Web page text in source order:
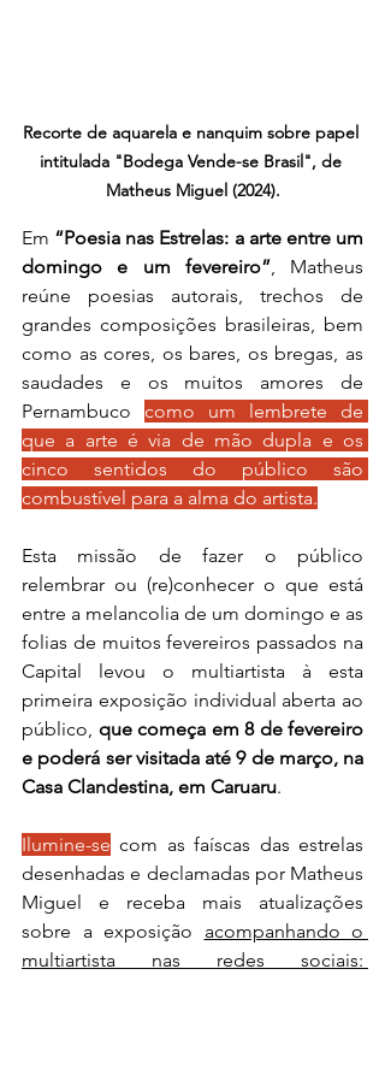
Recorte de aquarela e nanquim sobre papel
intitulada "Bodega Vende-se Brasil", de
Matheus Miguel (2024).
Em “Poesia nas Estrelas: a arte entre um
domingo e um fevereiro”, Matheus
reúne poesias autorais, trechos de
grandes composições brasileiras, bem
como as cores, os bares, os bregas, as
saudades e os muitos amores de
Pernambuco como um lembrete de
que a arte é via de mão dupla e os
cinco sentidos do público são
combustível para a alma do artista.
Esta missão de fazer o público
relembrar ou (re)conhecer o que está
entre a melancolia de um domingo e as
folias de muitos fevereiros passados na
Capital levou o multiartista à esta
primeira exposição individual aberta ao
público, que começa em 8 de fevereiro
e poderá ser visitada até 9 de março, na
Casa Clandestina, em Caruaru.
Ilumine-se com as faíscas das estrelas
desenhadas e declamadas por Matheus
Miguel e receba mais atualizações
sobre a exposição acompanhando o
multiartista nas redes sociais: